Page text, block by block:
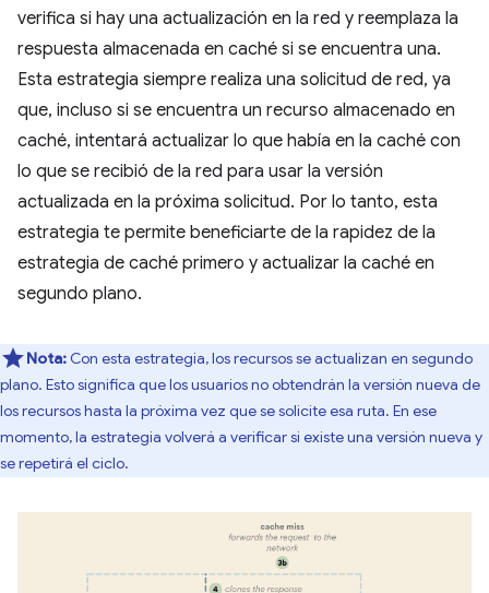
verifica si hay una actualización en la red y reemplaza la
respuesta almacenada en caché si se encuentra una.
Esta estrategia siempre realiza una solicitud de red, ya
que, incluso si se encuentra un recurso almacenado en
caché, intentará actualizar lo que había en la caché con
lo que se recibió de la red para usar la versión
actualizada en la próxima solicitud. Por lo tanto, esta
estrategia te permite beneficiarte de la rapidez de la
estrategia de caché primero y actualizar la caché en
segundo plano.
Nota: Con esta estrategia, los recursos se actualizan en segundo
plano. Esto significa que los usuarios no obtendrán la versión nueva de
los recursos hasta la próxima vez que se solicite esa ruta. En ese
momento, la estrategia volverá a verificar si existe una versión nueva y
se repetirá el ciclo.